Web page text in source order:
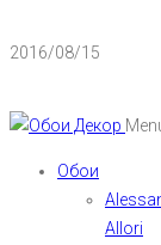
2016/08/15
Обои
Allori